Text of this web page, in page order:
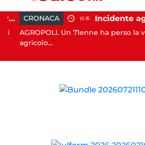
Agropoli, botte a madre e sorella per ottenere denaro: 31enne in carcere CRONACA 15:35
AGROPOLI. Un 71enne ha perso la
agricolo...